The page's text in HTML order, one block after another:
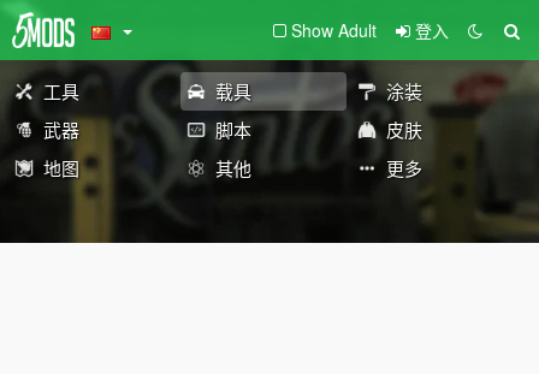
Show Adult 登入
工具 载具
涂装
武器
脚本
皮肤
地图
其他 更多